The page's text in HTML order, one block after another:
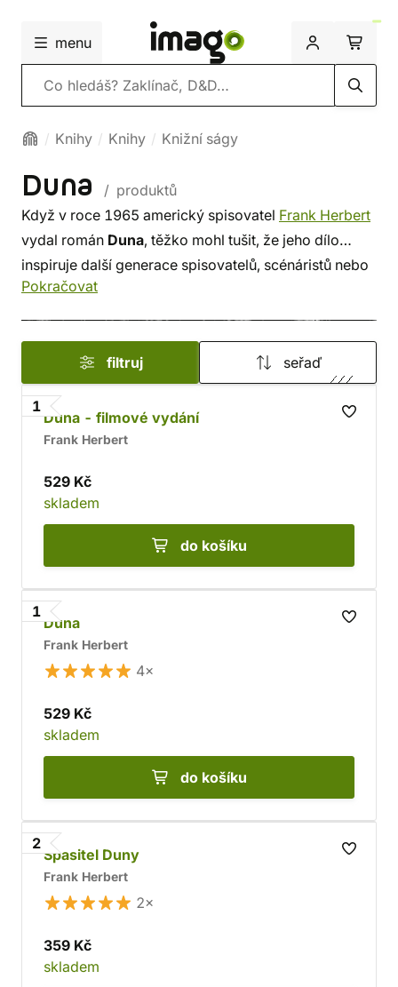
menu
Vyhledávání
Knihy Knihy Knižní ságy
Duna
/ produktů
Když v roce 1965 americký spisovatel Frank Herbert
vydal román Duna, těžko mohl tušit, že jeho dílo
inspiruje další generace spisovatelů, scénáristů nebo
režisérů. Bez této knihy by dnešní popkultura
je nejvzácnější komiditou vesmíru, stále soupeřící
rody, násilí, fylozofie a náboženství, to všechno
dohromady tvoří svět, který milují generace čtenářů,
filmových i seriálových fanoušků nebo hráčů
počítačových her.
Pokračovat
filtruj seřaď
1
Duna - filmové vydání
Frank Herbert
529 Kč
skladem
do košíku
1
Duna
Frank Herbert
4×
529 Kč
skladem
do košíku
2
Spasitel Duny
Frank Herbert
2×
359 Kč
skladem